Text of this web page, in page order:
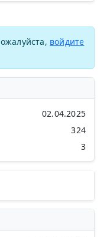
войдите
02.04.2025
324
3